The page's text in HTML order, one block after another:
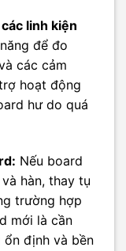
linh kiện
để đo
các cảm
hoạt động
hư do quá
Nếu board
hàn, thay tụ
trường hợp
mới là cần
định và bền